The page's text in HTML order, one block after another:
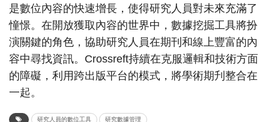
是數位內容的快速增長，使得研究人員對未來充滿了
憧憬。在開放獲取內容的世界中，數據挖掘工具將扮
演關鍵的角色，協助研究人員在期刊和線上豐富的內
容中尋找資訊。Crossreft持續在克服邏輯和技術方面
的障礙，利用跨出版平台的模式，將學術期刋整合在
一起。
研究人員的數位工具 研究數據管理